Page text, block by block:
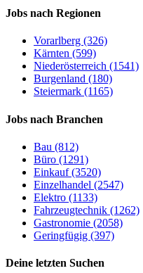
Jobs nach Regionen
Vorarlberg (326)
Kärnten (599)
Niederösterreich (1541)
Burgenland (180)
Steiermark (1165)
Jobs nach Branchen
Bau (812)
Büro (1291)
Einkauf (3520)
Einzelhandel (2547)
Elektro (1133)
Fahrzeugtechnik (1262)
Gastronomie (2058)
Geringfügig (397)
Deine letzten Suchen